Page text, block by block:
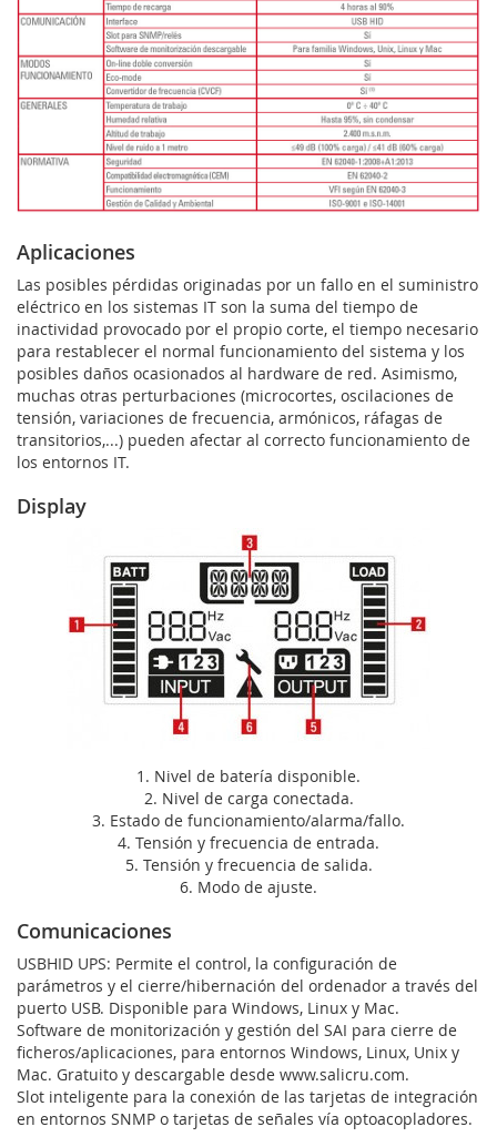
Aplicaciones
Las posibles pérdidas originadas por un fallo en el suministro
eléctrico en los sistemas IT son la suma del tiempo de
inactividad provocado por el propio corte, el tiempo necesario
para restablecer el normal funcionamiento del sistema y los
posibles daños ocasionados al hardware de red. Asimismo,
muchas otras perturbaciones (microcortes, oscilaciones de
tensión, variaciones de frecuencia, armónicos, ráfagas de
transitorios,...) pueden afectar al correcto funcionamiento de
los entornos IT.
Display
1. Nivel de batería disponible.
2. Nivel de carga conectada.
3. Estado de funcionamiento/alarma/fallo.
4. Tensión y frecuencia de entrada.
5. Tensión y frecuencia de salida.
6. Modo de ajuste.
Comunicaciones
USBHID UPS: Permite el control, la configuración de
parámetros y el cierre/hibernación del ordenador a través del
puerto USB. Disponible para Windows, Linux y Mac.
Software de monitorización y gestión del SAI para cierre de
ficheros/aplicaciones, para entornos Windows, Linux, Unix y
Mac. Gratuito y descargable desde www.salicru.com.
Slot inteligente para la conexión de las tarjetas de integración
en entornos SNMP o tarjetas de señales vía optoacopladores.